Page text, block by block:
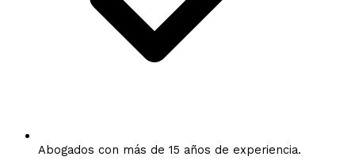
Abogados con más de 15 años de experiencia.